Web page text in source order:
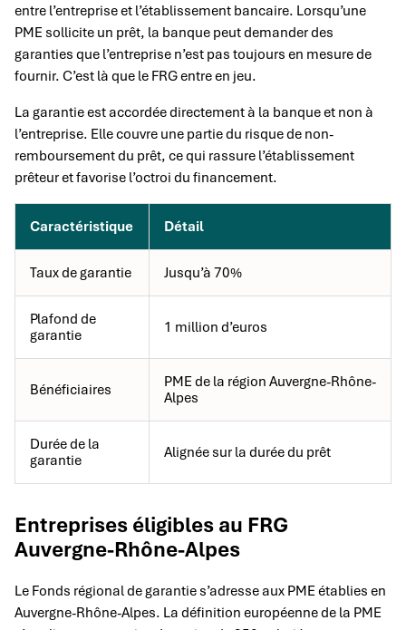
entre l’entreprise et l’établissement bancaire. Lorsqu’une
PME sollicite un prêt, la banque peut demander des
garanties que l’entreprise n’est pas toujours en mesure de
fournir. C’est là que le FRG entre en jeu.
La garantie est accordée directement à la banque et non à
l’entreprise. Elle couvre une partie du risque de non-
remboursement du prêt, ce qui rassure l’établissement
prêteur et favorise l’octroi du financement.
Caractéristique Détail
Taux de garantie Jusqu’à 70%
Plafond de
garantie
1 million d’euros
Bénéficiaires
PME de la région Auvergne-Rhône-
Alpes
Durée de la
garantie
Alignée sur la durée du prêt
Entreprises éligibles au FRG
Auvergne-Rhône-Alpes
Le Fonds régional de garantie s’adresse aux PME établies en
Auvergne-Rhône-Alpes. La définition européenne de la PME